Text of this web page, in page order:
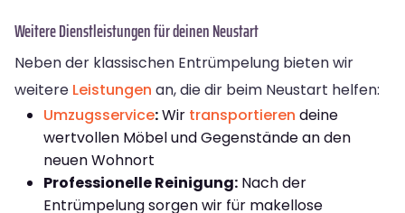
Weitere Dienstleistungen für deinen Neustart
Neben der klassischen Entrümpelung bieten wir
weitere Leistungen an, die dir beim Neustart helfen:
Umzugsservice:Wir transportieren deine
wertvollen Möbel und Gegenstände an den
neuen Wohnort
Professionelle Reinigung: Nach der
Entrümpelung sorgen wir für makellose